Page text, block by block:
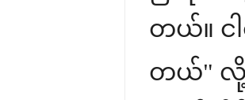
တယ်။ င
တယ်" လို့